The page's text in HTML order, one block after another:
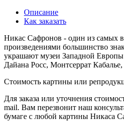
Описание
Как заказать
Никас Сафронов - один из самых
произведениями большинство
украшают музеи Западной
Дайана Росс, Монтсеррат
Стоимость картины или
Для заказа или уточнения
mail. Вам перезвонит наш
бумаге с любой картины Никаса